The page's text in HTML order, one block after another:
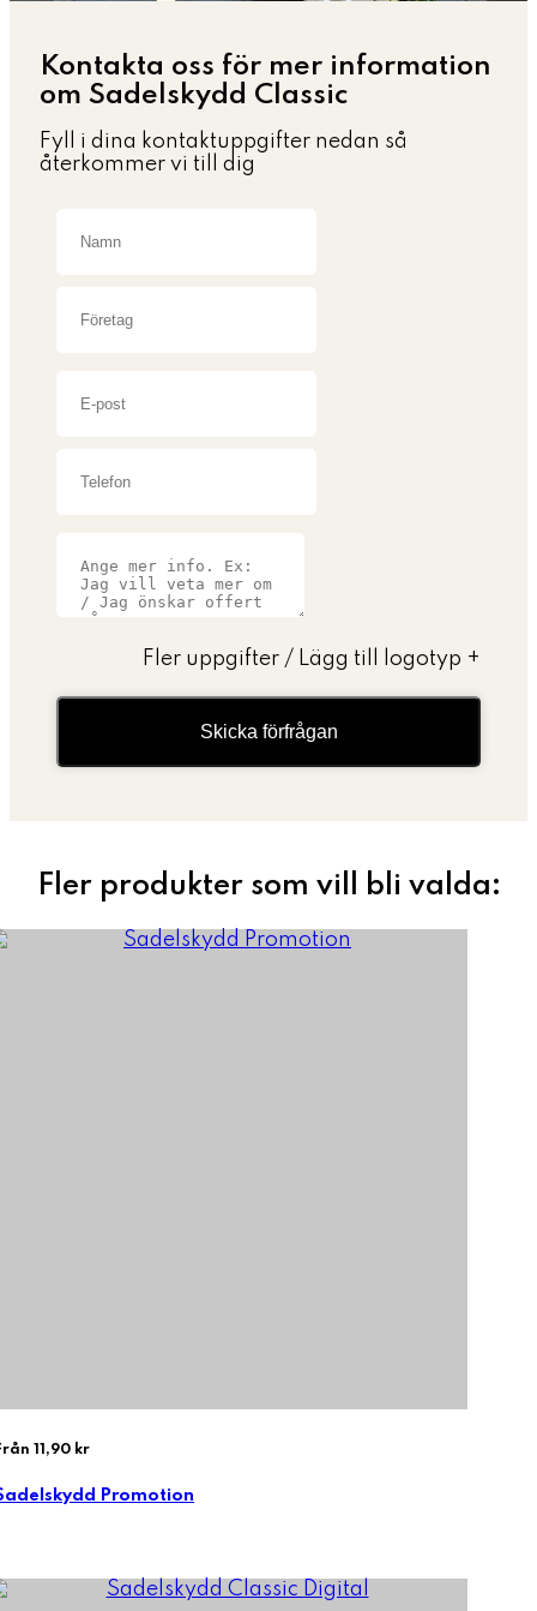
Kontakta oss för mer information
om Sadelskydd Classic
Fyll i dina kontaktuppgifter nedan så
återkommer vi till dig
Fler uppgifter / Lägg till logotyp +
Skicka förfrågan
Fler produkter som vill bli valda:
11,90 kr
Promotion